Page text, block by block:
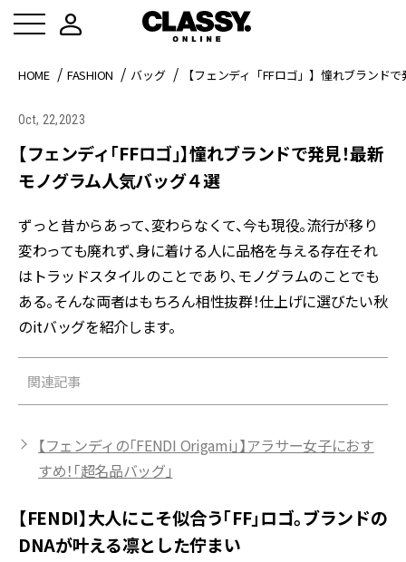
HOME FASHION バッグ 【フェンディ「FFロゴ」】憧れブランド
Oct, 22,2023
【フェンディ「FFロゴ」】憧れブランドで発見！最新
モノグラム人気バッグ４選
ずっと昔からあって、変わらなくて、今も現役。流行が移り
変わっても廃れず、身に着ける人に品格を与える存在――それ
はトラッドスタイルのことであり、モノグラムのことでも
ある。そんな両者はもちろん相性抜群！仕上げに選びたい秋
のitバッグを紹介します。
関連記事
【フェンディの「FENDI Origami」】アラサー女子におす
すめ！「超名品バッグ」
【FENDI】大人にこそ似合う「FF」ロゴ。ブランドの
DNAが叶える凛とした佇まい